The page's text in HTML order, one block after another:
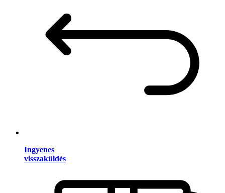
Ingyenes
visszaküldés